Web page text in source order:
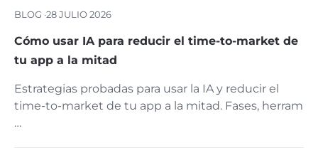
BLOG ·28 JULIO 2026
Cómo usar IA para reducir el time-to-market de
tu app a la mitad
Estrategias probadas para usar la IA y reducir el
time-to-market de tu app a la mitad. Fases, herram
…